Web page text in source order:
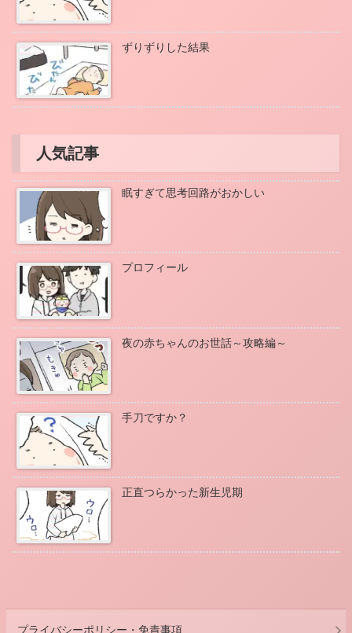
ずりずりした結果
人気記事
眠すぎて思考回路がおかしい
プロフィール
夜の赤ちゃんのお世話～攻略編～
手刀ですか？
正直つらかった新生児期
プライバシーポリシー・免責事項